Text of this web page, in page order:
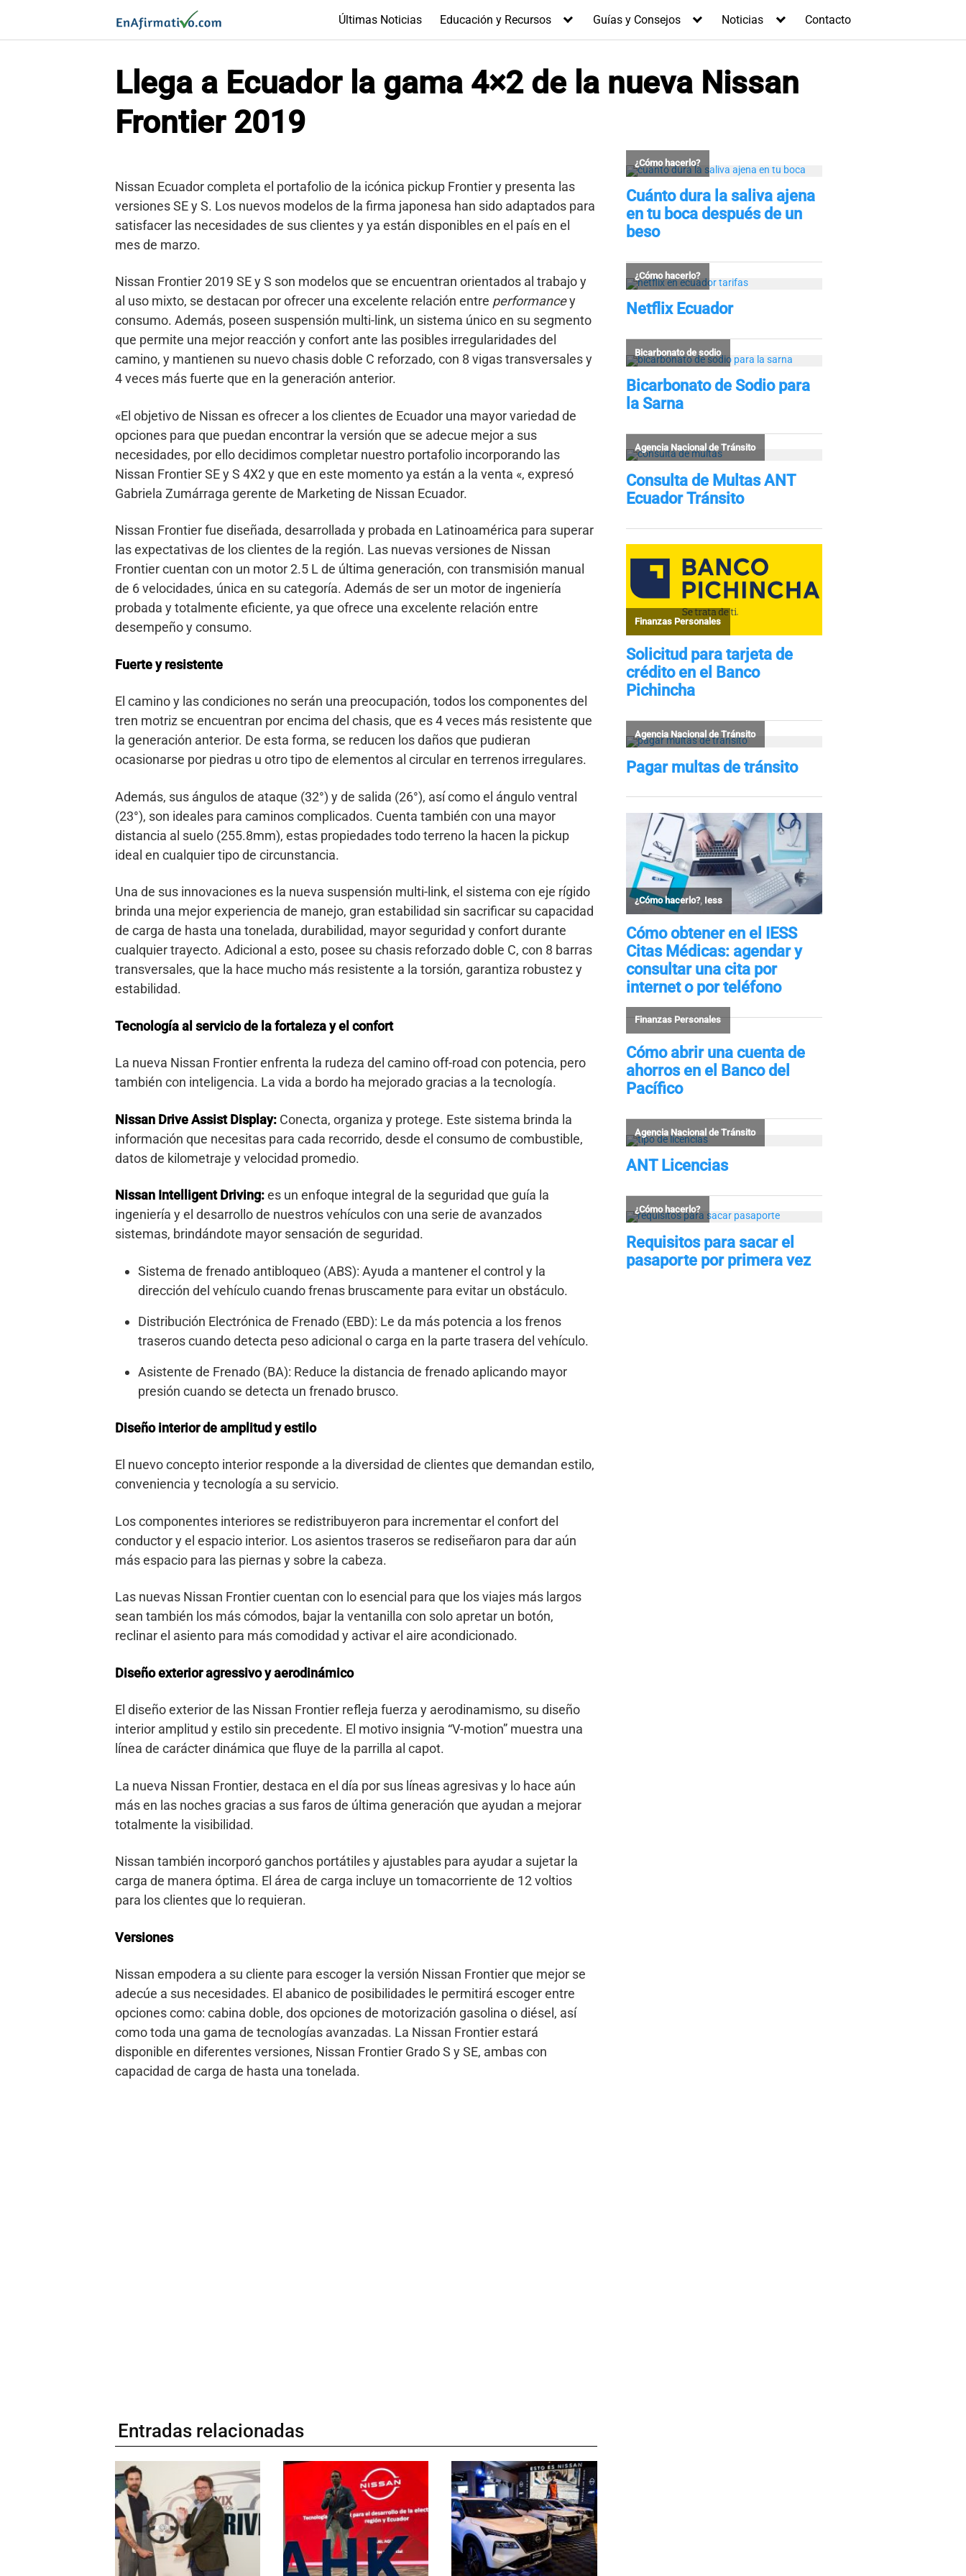
contenido
Últimas Noticias Educación y Recursos Guías y Consejos Noticias Contacto
Llega a Ecuador la gama 4×2 de la nueva Nissan
Frontier 2019
Nissan Ecuador completa el portafolio de la icónica pickup Frontier y presenta las
versiones SE y S. Los nuevos modelos de la firma japonesa han sido adaptados para
satisfacer las necesidades de sus clientes y ya están disponibles en el país en el
mes de marzo.
Nissan Frontier 2019 SE y S son modelos que se encuentran orientados al trabajo y
al uso mixto, se destacan por ofrecer una excelente relación entre performancey
consumo. Además, poseen suspensión multi-link, un sistema único en su segmento
que permite una mejor reacción y confort ante las posibles irregularidades del
camino, y mantienen su nuevo chasis doble C reforzado, con 8 vigas transversales y
4 veces más fuerte que en la generación anterior.
«El objetivo de Nissan es ofrecer a los clientes de Ecuador una mayor variedad de
opciones para que puedan encontrar la versión que se adecue mejor a sus
necesidades, por ello decidimos completar nuestro portafolio incorporando las
Nissan Frontier SE y S 4X2 y que en este momento ya están a la venta «, expresó
Gabriela Zumárraga gerente de Marketing de Nissan Ecuador.
Nissan Frontier fue diseñada, desarrollada y probada en Latinoamérica para superar
las expectativas de los clientes de la región. Las nuevas versiones de Nissan
Frontier cuentan con un motor 2.5 L de última generación, con transmisión manual
de 6 velocidades, única en su categoría. Además de ser un motor de ingeniería
probada y totalmente eficiente, ya que ofrece una excelente relación entre
desempeño y consumo.
Fuerte y resistente
El camino y las condiciones no serán una preocupación, todos los componentes del
tren motriz se encuentran por encima del chasis, que es 4 veces más resistente que
la generación anterior. De esta forma, se reducen los daños que pudieran
ocasionarse por piedras u otro tipo de elementos al circular en terrenos irregulares.
Además, sus ángulos de ataque (32°) y de salida (26°), así como el ángulo ventral
(23°), son ideales para caminos complicados. Cuenta también con una mayor
distancia al suelo (255.8mm), estas propiedades todo terreno la hacen la pickup
ideal en cualquier tipo de circunstancia.
Una de sus innovaciones es la nueva suspensión multi-link, el sistema con eje rígido
brinda una mejor experiencia de manejo, gran estabilidad sin sacrificar su capacidad
de carga de hasta una tonelada, durabilidad, mayor seguridad y confort durante
cualquier trayecto. Adicional a esto, posee su chasis reforzado doble C, con 8 barras
transversales, que la hace mucho más resistente a la torsión, garantiza robustez y
estabilidad.
Tecnología al servicio de la fortaleza y el confort
La nueva Nissan Frontier enfrenta la rudeza del camino off-road con potencia, pero
también con inteligencia. La vida a bordo ha mejorado gracias a la tecnología.
Nissan Drive Assist Display: Conecta, organiza y protege. Este sistema brinda la
información que necesitas para cada recorrido, desde el consumo de combustible,
datos de kilometraje y velocidad promedio.
Nissan Intelligent Driving:es un enfoque integral de la seguridad que guía la
ingeniería y el desarrollo de nuestros vehículos con una serie de avanzados
sistemas, brindándote mayor sensación de seguridad.
Sistema de frenado antibloqueo (ABS): Ayuda a mantener el control y la
dirección del vehículo cuando frenas bruscamente para evitar un obstáculo.
Distribución Electrónica de Frenado (EBD): Le da más potencia a los frenos
traseros cuando detecta peso adicional o carga en la parte trasera del vehículo.
Asistente de Frenado (BA): Reduce la distancia de frenado aplicando mayor
presión cuando se detecta un frenado brusco.
Diseño interior de amplitud y estilo
El nuevo concepto interior responde a la diversidad de clientes que demandan estilo,
conveniencia y tecnología a su servicio.
Los componentes interiores se redistribuyeron para incrementar el confort del
conductor y el espacio interior. Los asientos traseros se rediseñaron para dar aún
más espacio para las piernas y sobre la cabeza.
Las nuevas Nissan Frontier cuentan con lo esencial para que los viajes más largos
sean también los más cómodos, bajar la ventanilla con solo apretar un botón,
reclinar el asiento para más comodidad y activar el aire acondicionado.
Diseño exterior agressivo y aerodinámico
El diseño exterior de las Nissan Frontier refleja fuerza y aerodinamismo, su diseño
interior amplitud y estilo sin precedente. El motivo insignia “V-motion” muestra una
línea de carácter dinámica que fluye de la parrilla al capot.
La nueva Nissan Frontier, destaca en el día por sus líneas agresivas y lo hace aún
más en las noches gracias a sus faros de última generación que ayudan a mejorar
totalmente la visibilidad.
Nissan también incorporó ganchos portátiles y ajustables para ayudar a sujetar la
carga de manera óptima. El área de carga incluye un tomacorriente de 12 voltios
para los clientes que lo requieran.
Versiones
Nissan empodera a su cliente para escoger la versión Nissan Frontier que mejor se
adecúe a sus necesidades. El abanico de posibilidades le permitirá escoger entre
opciones como: cabina doble, dos opciones de motorización gasolina o diésel, así
como toda una gama de tecnologías avanzadas. La Nissan Frontier estará
disponible en diferentes versiones, Nissan Frontier Grado S y SE, ambas con
capacidad de carga de hasta una tonelada.
Entradas relacionadas